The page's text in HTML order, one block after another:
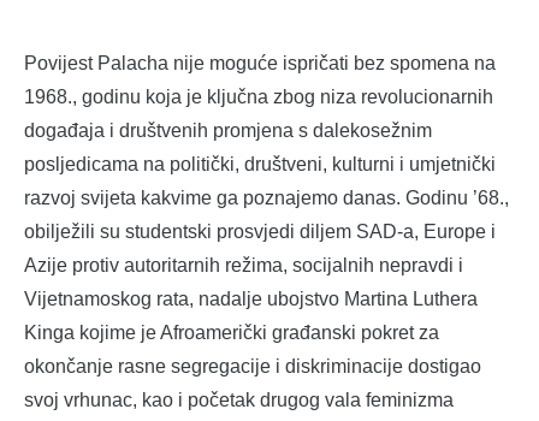
Povijest Palacha nije moguće ispričati bez spomena na
1968., godinu koja je ključna zbog niza revolucionarnih
događaja i društvenih promjena s dalekosežnim
posljedicama na politički, društveni, kulturni i umjetnički
razvoj svijeta kakvime ga poznajemo danas. Godinu ’68.,
obilježili su studentski prosvjedi diljem SAD-a, Europe i
Azije protiv autoritarnih režima, socijalnih nepravdi i
Vijetnamoskog rata, nadalje ubojstvo Martina Luthera
Kinga kojime je Afroamerički građanski pokret za
okončanje rasne segregacije i diskriminacije dostigao
svoj vrhunac, kao i početak drugog vala feminizma